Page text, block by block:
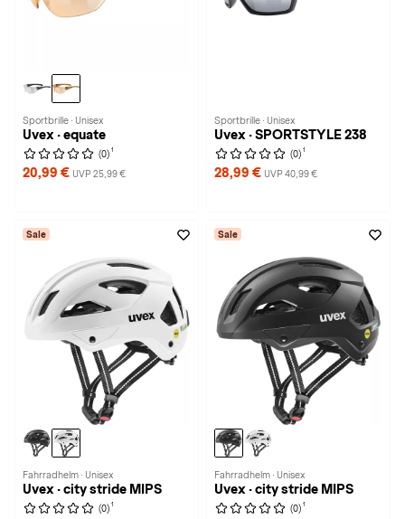
Sportbrille · Unisex
Uvex · equate
(0) 1
20,99 € UVP 25,99 €
Sportbrille · Unisex
Uvex · SPORTSTYLE 238
(0) 1
28,99 € UVP 40,99 €
Sale
Fahrradhelm · Unisex
Uvex · city stride MIPS
(0) 1
Sale
Fahrradhelm · Unisex
Uvex · city stride MIPS
(0) 1